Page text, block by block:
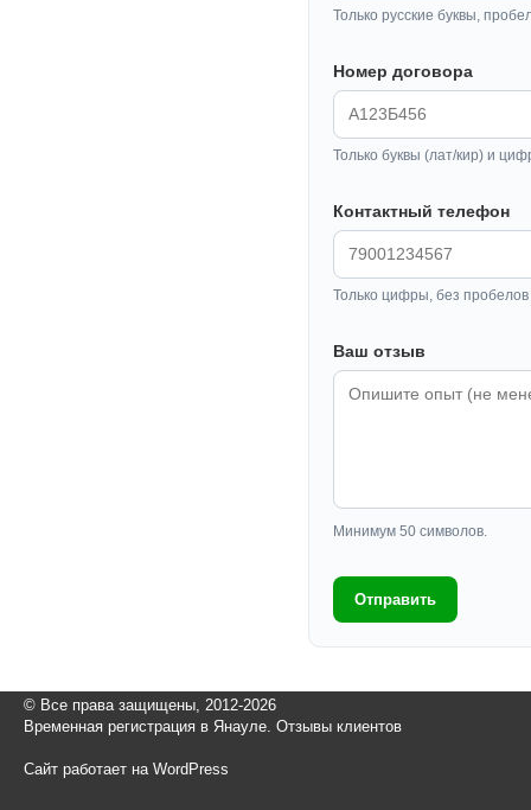
Только русские буквы,
Номер договора
Только буквы (лат/кир) и
Контактный телефон
Только цифры, без
Ваш отзыв
Минимум 50 символов.
Отправить
© Все права защищены, 2012-2026
Временная регистрация в Янауле. Отзывы клиентов
Сайт работает на WordPress